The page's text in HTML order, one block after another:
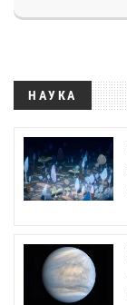
НАУКА